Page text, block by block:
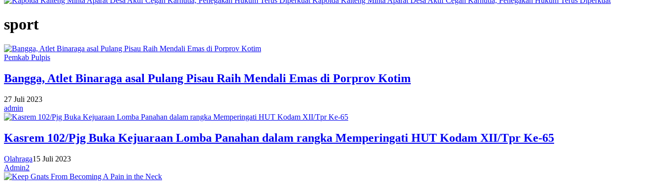
sport
Pemkab Pulpis
Bangga, Atlet Binaraga asal Pulang Pisau Raih Mendali Emas di Porprov Kotim
27 Juli 2023
admin
Kasrem 102/Pjg Buka Kejuaraan Lomba Panahan dalam rangka Memperingati HUT Kodam XII/Tpr Ke-65
Olahraga15 Juli 2023
Admin2